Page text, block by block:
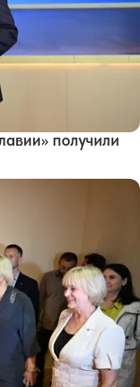
получили